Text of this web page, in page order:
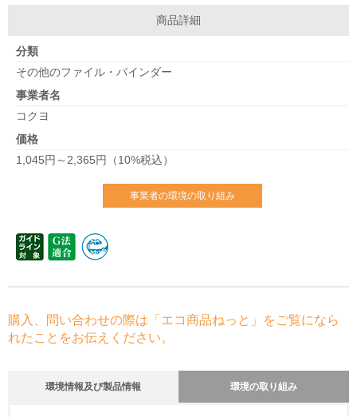
商品詳細
分類
その他のファイル・バインダー
事業者名
コクヨ
価格
1,045円～2,365円（10%税込）
事業者の環境の取り組み
購入、問い合わせの際は「エコ商品ねっと」をご覧になら
れたことをお伝えください。
環境情報及び製品情報 環境の取り組み